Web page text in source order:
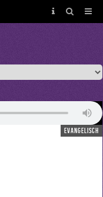
evangelisch